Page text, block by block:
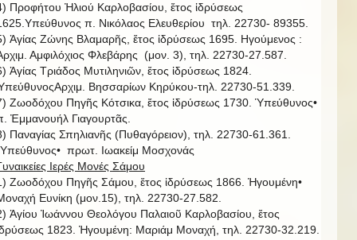
Προφήτου Ἠλιού Καρλοβασίου, ἔτος ἱδρύσεως
π. Νικόλαος Ελευθερίου τηλ. 22730- 89355.
Ἁγίας Ζώνης Βλαμαρῆς, ἔτος ἱδρύσεως 1695. Ηγούμενος :
Αμφιλόχιος Φλεβάρης (μον. 3), τηλ. 22730-27.587.
Ἁγίας Τριάδος Μυτιληνιῶν, ἔτος ἱδρύσεως 1824.
Βησσαρίων Κηρύκου-τηλ. 22730-51.339.
Ζωοδόχου Πηγῆς Κότσικα, ἔτος ἱδρύσεως 1730. Ὑπεύθυνος•
Ἐμμανουήλ Γιαγουρτᾶς.
Παναγίας Σπηλιανῆς (Πυθαγόρειον), τηλ. 22730-61.361.
πρωτ. Ιωακείμ Μοσχονάς
Ιερές Μονές Σάμου
Ζωοδόχου Πηγῆς Σάμου, ἔτος ἱδρύσεως 1866. Ἡγουμένη•
Ευνίκη (μον.15), τηλ. 22730-27.582.
Ἁγίου Ἰωάννου Θεολόγου Παλαιοῦ Καρλοβασίου, ἔτος
1823. Ἡγουμένη: Μαριάμ Μοναχή, τηλ. 22730-32.219.